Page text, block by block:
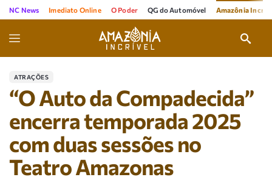
NC News Imediato Online O Poder QG do Automóvel Amazônia
ATRAÇÕES
“O Auto da Compadecida”
encerra temporada 2025
com duas sessões no
Teatro Amazonas